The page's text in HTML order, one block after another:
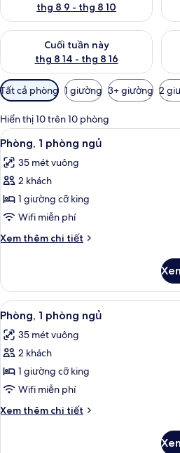
thg 8 9 - thg 8 10
Cuối tuần này
thg 8 14 - thg 8 16
Kiểm tra lượng phòng cuối tuần này
Bộ
lọc
có
thể
dùng
để
lọc
tìm
phòng
Tất cả phòng 1 giường 3+ giường 2
Hiển thị 10 trên 10 phòng
Xem
tất
cả
ảnh
Phòng,
1
phòng
ngủ
Bộ
6
Phòng, 1 phòng ngủ
35 mét vuông
2 khách
1 giường cỡ king
Wifi miễn phí
Xem thêm chi tiết
Chi
Phòng,
phòng
Xem
tất
cả
ảnh
Phòng,
1
phòng
ngủ
6
Phòng, 1 phòng ngủ
35 mét vuông
2 khách
1 giường cỡ king
Wifi miễn phí
Xem thêm chi tiết
Chi